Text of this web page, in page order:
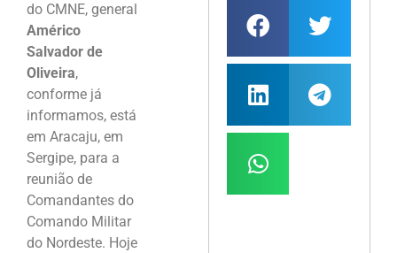
do CMNE, general
Américo
Salvador de
Oliveira,
conforme já
informamos, está
em Aracaju, em
Sergipe, para a
reunião de
Comandantes do
Comando Militar
do Nordeste. Hoje